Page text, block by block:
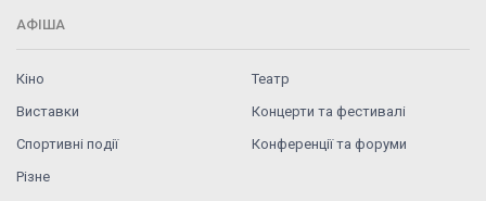
АФІША
Кіно
Театр
Виставки
Концерти та фестивалі
Спортивні події
Конференції та форуми
Різне